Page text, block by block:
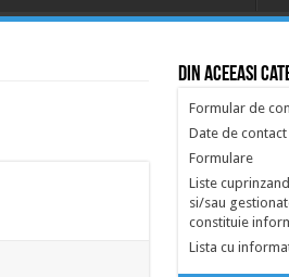
Din aceeasi
Formular de
Date de contact
Formulare
Liste
si/sau
constituie
Lista cu